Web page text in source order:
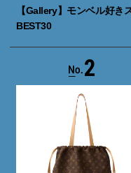
【Gallery】モンベル好き
BEST30
2